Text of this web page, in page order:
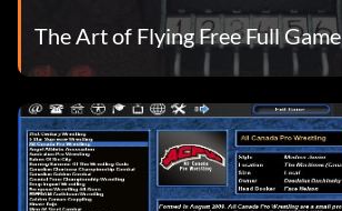
The Art of Flying Free Full Game